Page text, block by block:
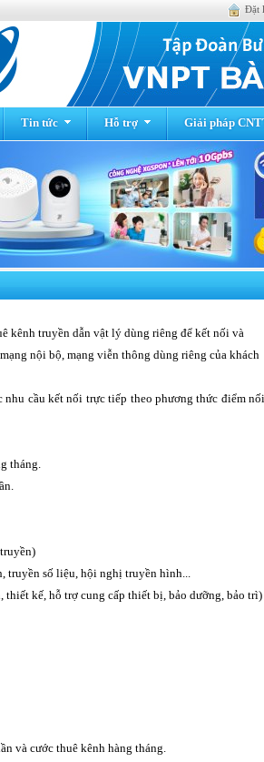
Đặt
Tin tức Hỗ trợ Giải pháp
kênh truyền dẫn vật lý dùng riêng để kết nối và
nội bộ, mạng viễn thông dùng riêng của khách
nhu cầu kết nối trực tiếp theo phương thức điểm nối
tháng.
truyền số liệu, hội nghị truyền hình...
kế, hỗ trợ cung cấp thiết bị, bảo dưỡng, bảo trì)
và cước thuê kênh hàng tháng.